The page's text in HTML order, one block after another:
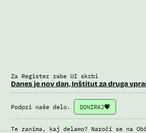
Za Register rabe UI skrbi
Danes je nov dan, Inštitut za druga
Podpri naše delo. DONIRAJ
Te zanima, kaj delamo? Naroči se na